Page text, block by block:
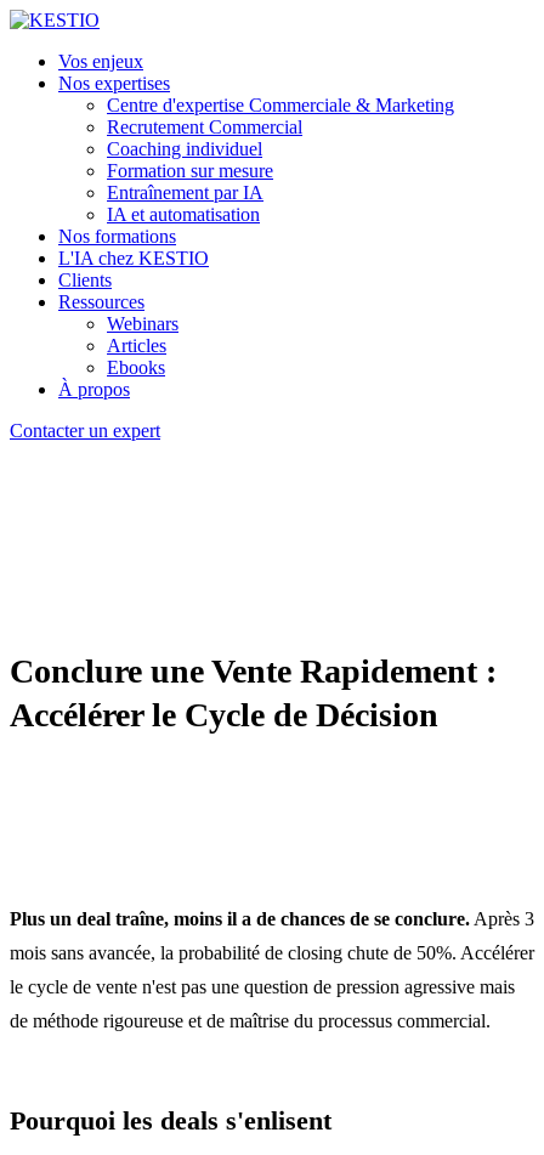
Vos enjeux
Nos expertises
Centre d'expertise Commerciale & Marketing
Recrutement Commercial
Coaching individuel
Formation sur mesure
Entraînement par IA
IA et automatisation
Nos formations
L'IA chez KESTIO
Clients
Ressources
Webinars
Articles
Ebooks
À propos
Contacter un expert
Conclure une Vente Rapidement :
Accélérer le Cycle de Décision
Plus un deal traîne, moins il a de chances de se conclure. Après 3
mois sans avancée, la probabilité de closing chute de 50%. Accélérer
le cycle de vente n'est pas une question de pression agressive mais
de méthode rigoureuse et de maîtrise du processus commercial.
Pourquoi les deals s'enlisent